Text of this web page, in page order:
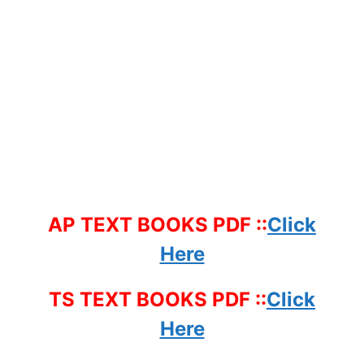
AP TEXT BOOKS PDF ::Click
Here
TS TEXT BOOKS PDF ::Click
Here